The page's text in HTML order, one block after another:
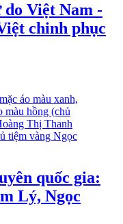
Việt Nam -
chinh phục
quốc gia:
Lý, Ngọc